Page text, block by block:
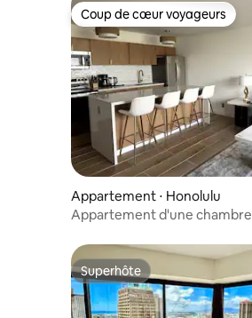
Coup de cœur voyageurs
Coup de cœur voyageurs
Appartement ⋅ Honolulu
Appartement d'une chambre
Superhôte
Superhôte